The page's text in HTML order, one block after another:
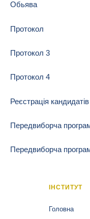
Обьява
Протокол
Протокол 3
Протокол 4
Реєстрація кандидатів
Передвиборча
Передвиборча
ІНСТИТУТ
Головна